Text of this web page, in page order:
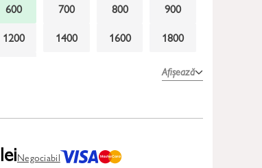
600 700 800
900
1200 1400 1600
1800
Afișează
leiNegociabil